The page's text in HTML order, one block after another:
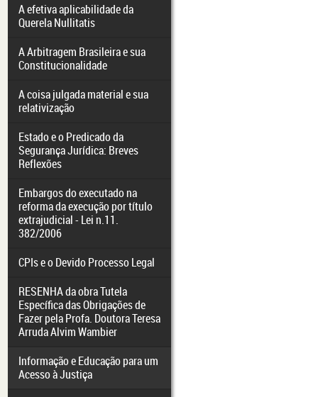
A efetiva aplicabilidade da
Querela Nullitatis
A Arbitragem Brasileira e sua
Constitucionalidade
A coisa julgada material e sua
relativização
Estado e o Predicado da
Segurança Jurídica: Breves
Reflexões
Embargos do executado na
reforma da execução por título
extrajudicial - Lei n.11.
382/2006
CPIs e o Devido Processo Legal
RESENHA da obra Tutela
Específica das Obrigações de
Fazer pela Profa. Doutora Teresa
Arruda Alvim Wambier
Informação e Educação para um
Acesso à Justiça